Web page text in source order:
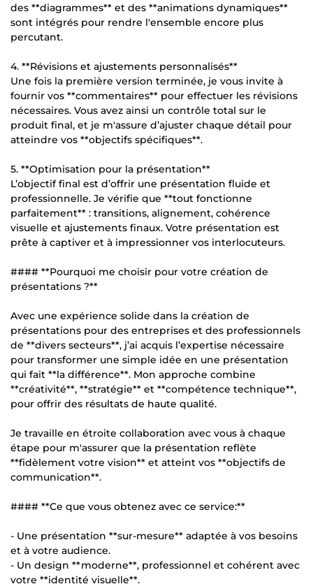
des **diagrammes** et des **animations dynamiques**
sont intégrés pour rendre l'ensemble encore plus
percutant.
4. **Révisions et ajustements personnalisés**
Une fois la première version terminée, je vous invite à
fournir vos **commentaires** pour effectuer les révisions
nécessaires. Vous avez ainsi un contrôle total sur le
produit final, et je m'assure d’ajuster chaque détail pour
atteindre vos **objectifs spécifiques**.
5. **Optimisation pour la présentation**
L’objectif final est d’offrir une présentation fluide et
professionnelle. Je vérifie que **tout fonctionne
parfaitement** : transitions, alignement, cohérence
visuelle et ajustements finaux. Votre présentation est
prête à captiver et à impressionner vos interlocuteurs.
#### **Pourquoi me choisir pour votre création de
présentations ?**
Avec une expérience solide dans la création de
présentations pour des entreprises et des professionnels
de **divers secteurs**, j’ai acquis l’expertise nécessaire
pour transformer une simple idée en une présentation
qui fait **la différence**. Mon approche combine
**créativité**, **stratégie** et **compétence technique**,
pour offrir des résultats de haute qualité.
Je travaille en étroite collaboration avec vous à chaque
étape pour m'assurer que la présentation reflète
**fidèlement votre vision** et atteint vos **objectifs de
communication**.
#### **Ce que vous obtenez avec ce service:**
- Une présentation **sur-mesure** adaptée à vos besoins
et à votre audience.
- Un design **moderne**, professionnel et cohérent avec
votre **identité visuelle**.